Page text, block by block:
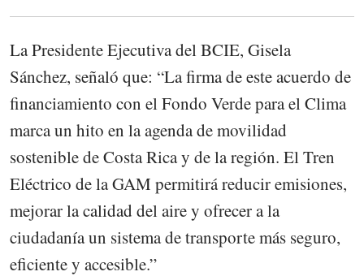
La Presidente Ejecutiva del BCIE, Gisela
Sánchez, señaló que: “La firma de este acuerdo de
financiamiento con el Fondo Verde para el Clima
marca un hito en la agenda de movilidad
sostenible de Costa Rica y de la región. El Tren
Eléctrico de la GAM permitirá reducir emisiones,
mejorar la calidad del aire y ofrecer a la
ciudadanía un sistema de transporte más seguro,
eficiente y accesible.”